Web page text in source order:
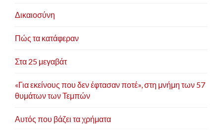
Δικαιοσύνη
Πώς τα κατάφεραν
Στα 25 μεγαβάτ
«Για εκείνους που δεν έφτασαν ποτέ», στη μνήμη των 57
θυμάτων των Τεμπών
Αυτός που βάζει τα χρήματα